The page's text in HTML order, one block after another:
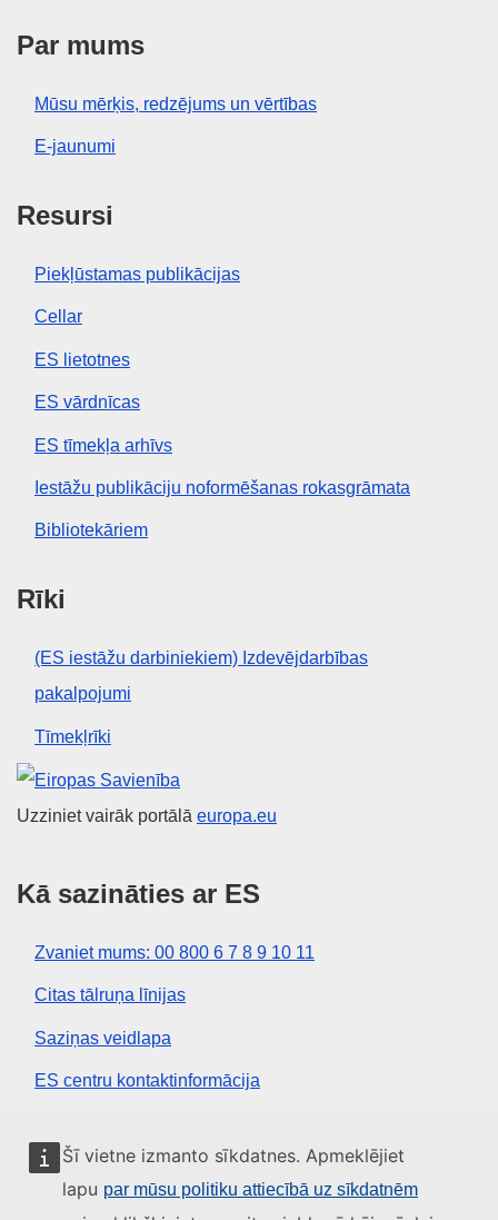
Šī vietne izmanto sīkdatnes. Apmeklējiet
lapu par mūsu politiku attiecībā uz sīkdatnēm
Par mums
Mūsu mērķis, redzējums un vērtības
E-jaunumi
Resursi
Piekļūstamas publikācijas
Cellar
ES lietotnes
ES vārdnīcas
ES tīmekļa arhīvs
Iestāžu publikāciju noformēšanas rokasgrāmata
Bibliotekāriem
Rīki
(ES iestāžu darbiniekiem) Izdevējdarbības
pakalpojumi
Tīmekļrīki
Eiropas Savienība
Uzziniet vairāk portālā europa.eu
Kā sazināties ar ES
Zvaniet mums: 00 800 6 7 8 9 10 11
Citas tālruņa līnijas
Saziņas veidlapa
ES centru kontaktinformācija
Sociālie mediji